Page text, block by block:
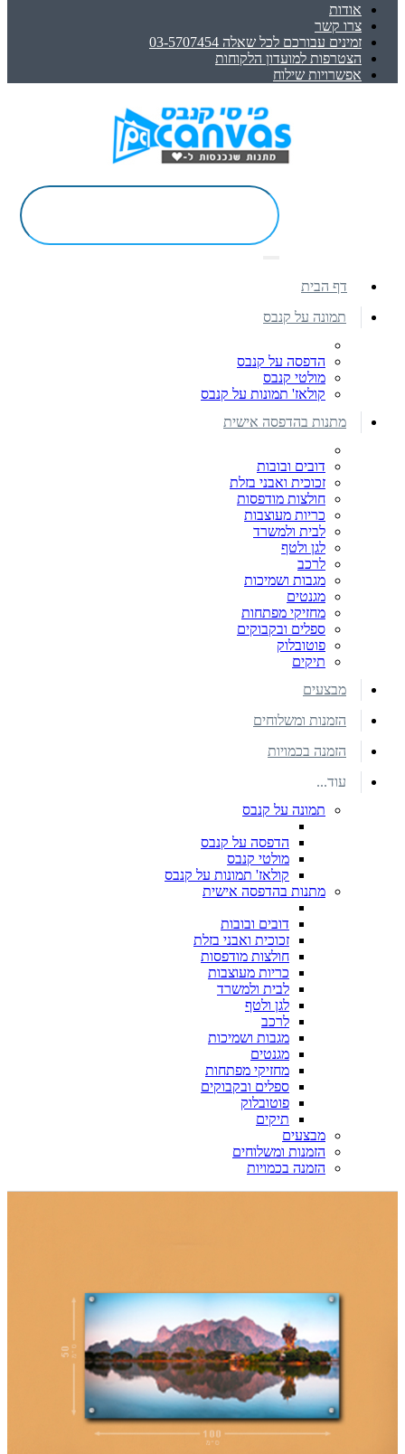
אודות
צרו קשר
זמינים עבורכם לכל שאלה 03-5707454
הצטרפות למועדון הלקוחות
אפשרויות שילוח
דף הבית
תמונה על קנבס
הדפסה על קנבס
מולטי קנבס
קולאז' תמונות על קנבס
מתנות בהדפסה אישית
דובים ובובות
זכוכית ואבני בזלת
חולצות מודפסות
כריות מעוצבות
לבית ולמשרד
לגן ולטף
לרכב
מגבות ושמיכות
מגנטים
מחזיקי מפתחות
ספלים ובקבוקים
פוטובלוק
תיקים
מבצעים
הזמנות ומשלוחים
הזמנה בכמויות
עוד...
תמונה על קנבס
הדפסה על קנבס
מולטי קנבס
קולאז' תמונות על קנבס
מתנות בהדפסה אישית
דובים ובובות
זכוכית ואבני בזלת
חולצות מודפסות
כריות מעוצבות
לבית ולמשרד
לגן ולטף
לרכב
מגבות ושמיכות
מגנטים
מחזיקי מפתחות
ספלים ובקבוקים
פוטובלוק
תיקים
מבצעים
הזמנות ומשלוחים
הזמנה בכמויות